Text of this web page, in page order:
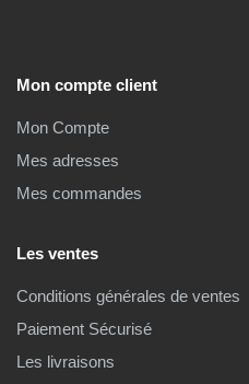
Mon compte client
Mon Compte
Mes adresses
Mes commandes
Les ventes
Conditions générales de ventes
Paiement Sécurisé
Les livraisons